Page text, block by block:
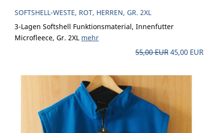
SOFTSHELL-WESTE, ROT, HERREN, GR. 2XL
3-Lagen Softshell Funktionsmaterial, Innenfutter
Microfleece, Gr. 2XL mehr
55,00 EUR45,00 EUR